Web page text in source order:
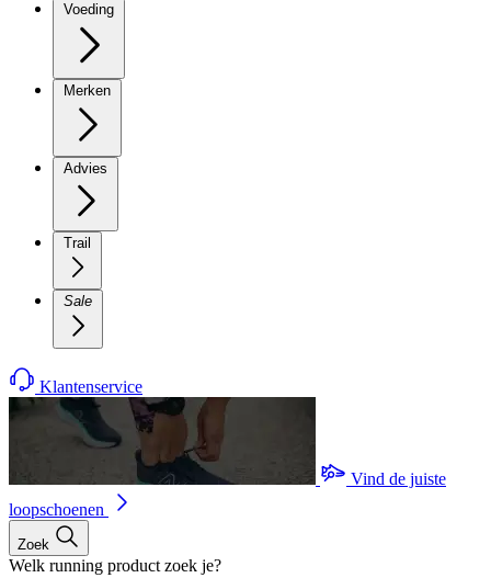
Voeding
Merken
Advies
Trail
Sale
Klantenservice
Vind de juiste
loopschoenen
Zoek
Welk running product zoek je?